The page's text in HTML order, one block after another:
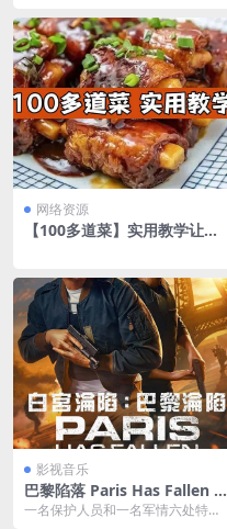
称“芙蓉姐”的漂亮女...
网络资源
【100多道菜】实用教学让你
影视音乐
巴黎陷落 Paris Has Fallen (2
024) 更01-04 中英字幕 【美
一名保护人员和一名军情六处特工